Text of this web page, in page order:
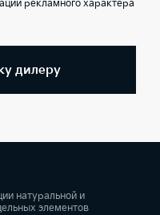
рекламного характера
дилеру
натуральной и
элементов